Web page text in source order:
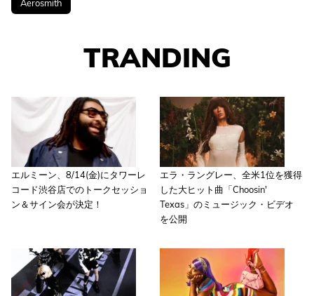
Aerosmith
TRANDING
エルミーン、8/14(金)にタワーレ
コード渋谷店でのトークセッショ
ン＆サイン会が決定！
エラ・ラングレー、全米1位を獲得
した大ヒット曲「Choosin'
Texas」のミュージック・ビデオ
を公開